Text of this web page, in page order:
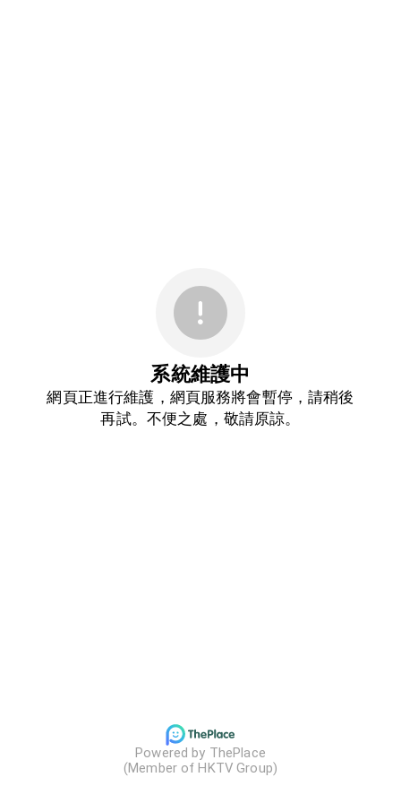
系統維護中
網頁正進行維護，網頁服務將會暫停，請稍後
再試。不便之處，敬請原諒。
Powered by ThePlace
(Member of HKTV Group)